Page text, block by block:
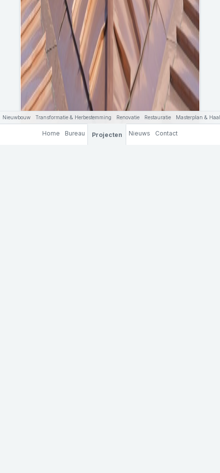
Home Bureau Projecten
Nieuwbouw Transformatie & Herbestemming Renovatie Restauratie Masterplan &
Nieuws Contact